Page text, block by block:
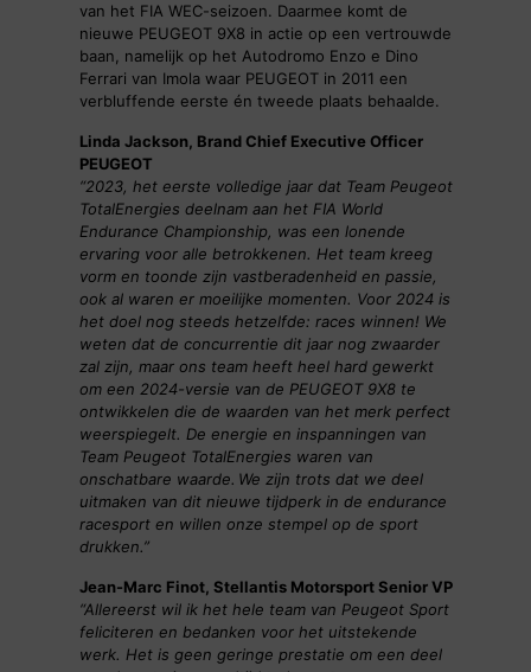
van het FIA WEC-seizoen. Daarmee komt de
nieuwe PEUGEOT 9X8 in actie op een vertrouwde
baan, namelijk op het Autodromo Enzo e Dino
Ferrari van Imola waar PEUGEOT in 2011 een
verbluffende eerste én tweede plaats behaalde.
Linda Jackson, Brand Chief Executive Officer
PEUGEOT
“2023, het eerste volledige jaar dat Team Peugeot
TotalEnergies deelnam aan het FIA World
Endurance Championship, was een lonende
ervaring voor alle betrokkenen. Het team kreeg
vorm en toonde zijn vastberadenheid en passie,
ook al waren er moeilijke momenten. Voor 2024 is
het doel nog steeds hetzelfde: races winnen! We
weten dat de concurrentie dit jaar nog zwaarder
zal zijn, maar ons team heeft heel hard gewerkt
om een 2024-versie van de PEUGEOT 9X8 te
ontwikkelen die de waarden van het merk perfect
weerspiegelt. De energie en inspanningen van
Team Peugeot TotalEnergies waren van
onschatbare waarde. We zijn trots dat we deel
uitmaken van dit nieuwe tijdperk in de endurance
racesport en willen onze stempel op de sport
drukken.”
Jean-Marc Finot, Stellantis Motorsport Senior VP
“Allereerst wil ik het hele team van Peugeot Sport
feliciteren en bedanken voor het uitstekende
werk. Het is geen geringe prestatie om een deel